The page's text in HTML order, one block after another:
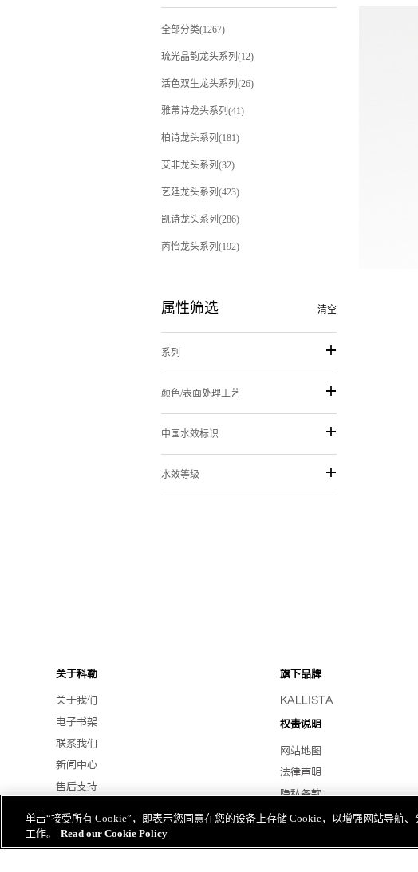
全部分类(1267)
琉光晶韵龙头系列(12)
活色双生龙头系列(26)
雅蒂诗龙头系列(41)
柏诗龙头系列(181)
艾非龙头系列(32)
艺廷龙头系列(423)
凯诗龙头系列(286)
芮怡龙头系列(192)
属性筛选 清空
系列
颜色/表面处理工艺
中国水效标识
水效等级
关于科勒
关于我们
电子书架
联系我们
新闻中心
售后支持
海外官网
旗下品牌
KALLISTA
权责说明
网站地图
法律声明
隐私条款
Cookies披露声明
单击“接受所有 Cookie”，即表示您同意在您的设备上存储 Cookie，以增强网站导航
工作。
Read our Cookie Policy